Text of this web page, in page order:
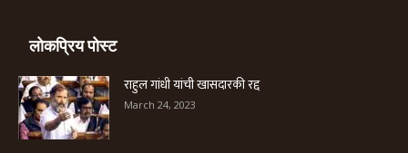
लोकप्रिय पोस्ट
राहुल गांधी यांची खासदारकी रद्द
March 24, 2023